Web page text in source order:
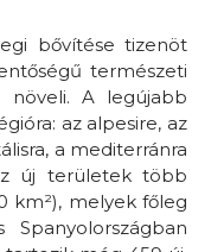
bővítése tizenöt
természeti
növeli. A legújabb
az alpesire, az
a mediterránra
új területek több
km²), melyek főleg
Spanyolországban